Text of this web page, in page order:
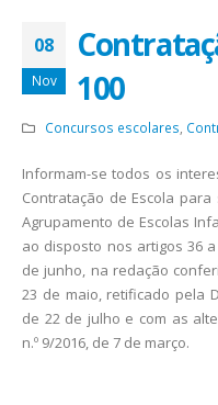
08
Nov
100
Concursos escolares
Informam-se todos os
Contratação de Escola
Agrupamento de Escolas
ao disposto nos artigos 36 a
de junho, na redação
23 de maio, retificado pela
de 22 de julho e com as
n.º 9/2016, de 7 de março.